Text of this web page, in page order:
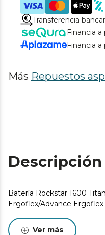
Transferencia
Financia a
Financia a
Más Repuestos
Descripción
Batería Rockstar 1600
Ergoflex/Advance Ergoflex
Ver más